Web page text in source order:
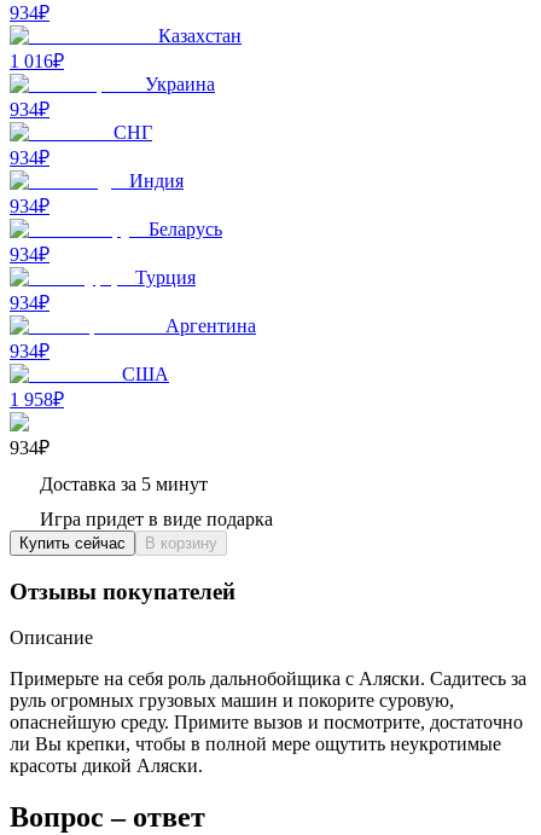
934₽
Казахстан
1 016₽
Украина
934₽
СНГ
934₽
Индия
934₽
Беларусь
934₽
Турция
934₽
Аргентина
934₽
США
1 958₽
934₽
Доставка за 5 минут
Игра придет в виде подарка
Купить сейчас В корзину
Отзывы покупателей
Описание
Примерьте на себя роль дальнобойщика с Аляски. Садитесь за
руль огромных грузовых машин и покорите суровую,
опаснейшую среду. Примите вызов и посмотрите, достаточно
ли Вы крепки, чтобы в полной мере ощутить неукротимые
красоты дикой Аляски.
Вопрос – ответ